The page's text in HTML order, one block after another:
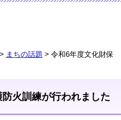
> まちの話題 > 令和6年度文化財保
火訓練が行われました